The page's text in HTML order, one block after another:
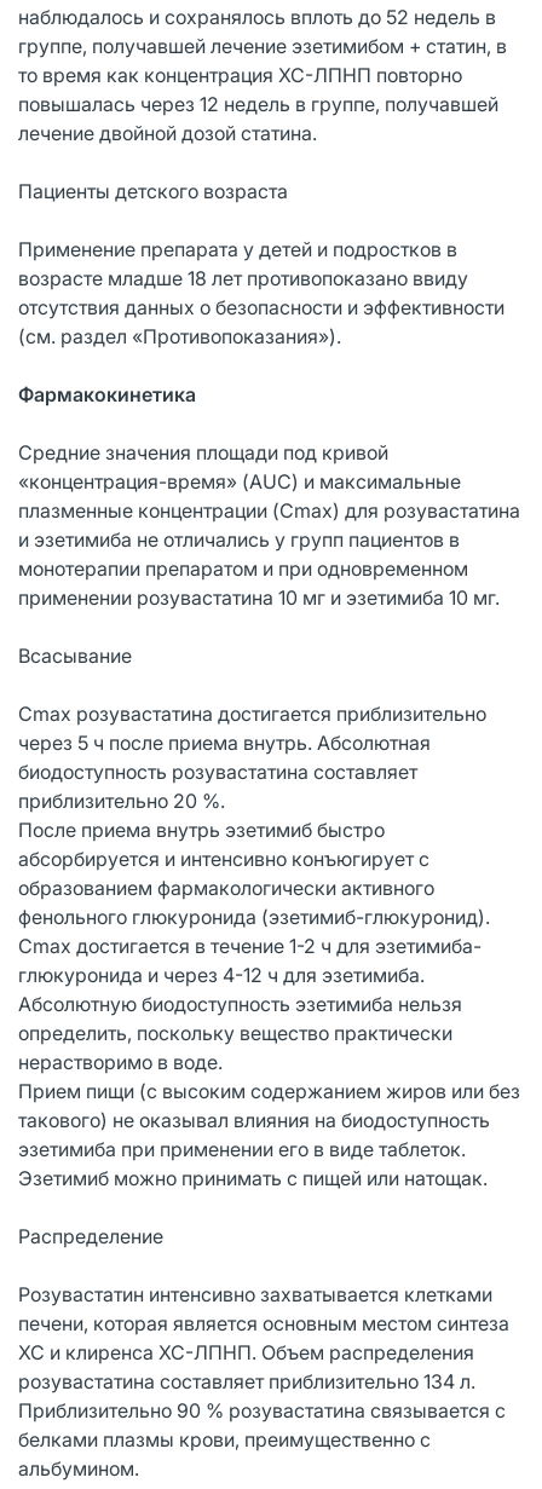
наблюдалось и сохранялось вплоть до 52 недель в
группе, получавшей лечение эзетимибом + статин, в
то время как концентрация ХС-ЛПНП повторно
повышалась через 12 недель в группе, получавшей
лечение двойной дозой статина.
Пациенты детского возраста
Применение препарата у детей и подростков в
возрасте младше 18 лет противопоказано ввиду
отсутствия данных о безопасности и эффективности
(см. раздел «Противопоказания»).
Фармакокинетика
Средние значения площади под кривой
«концентрация-время» (AUC) и максимальные
плазменные концентрации (Cmax) для розувастатина
и эзетимиба не отличались у групп пациентов в
монотерапии препаратом и при одновременном
применении розувастатина 10 мг и эзетимиба 10 мг.
Всасывание
Cmax розувастатина достигается приблизительно
через 5 ч после приема внутрь. Абсолютная
биодоступность розувастатина составляет
приблизительно 20 %.
После приема внутрь эзетимиб быстро
абсорбируется и интенсивно конъюгирует с
образованием фармакологически активного
фенольного глюкуронида (эзетимиб-глюкуронид).
Cmax достигается в течение 1-2 ч для эзетимиба-
глюкуронида и через 4-12 ч для эзетимиба.
Абсолютную биодоступность эзетимиба нельзя
определить, поскольку вещество практически
нерастворимо в воде.
Прием пищи (с высоким содержанием жиров или без
такового) не оказывал влияния на биодоступность
эзетимиба при применении его в виде таблеток.
Эзетимиб можно принимать с пищей или натощак.
Распределение
Розувастатин интенсивно захватывается клетками
печени, которая является основным местом синтеза
ХС и клиренса ХС-ЛПНП. Объем распределения
розувастатина составляет приблизительно 134 л.
Приблизительно 90 % розувастатина связывается с
белками плазмы крови, преимущественно с
альбумином.